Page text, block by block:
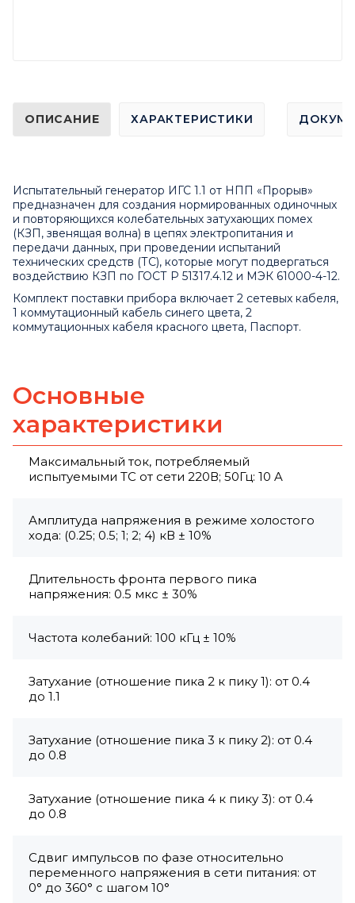
ОПИСАНИЕ ХАРАКТЕРИСТИКИ
Испытательный генератор ИГС 1.1 от НПП «Прорыв»
предназначен для создания нормированных одиночных
и повторяющихся колебательных затухающих помех
(КЗП, звенящая волна) в цепях электропитания и
передачи данных, при проведении испытаний
технических средств (ТС), которые могут подвергаться
воздействию КЗП по ГОСТ Р 51317.4.12 и МЭК 61000-4-12.
Комплект поставки прибора включает 2 сетевых кабеля,
1 коммутационный кабель синего цвета, 2
коммутационных кабеля красного цвета, Паспорт.
Основные
характеристики
Максимальный ток, потребляемый
испытуемыми ТС от сети 220В; 50Гц: 10 A
Амплитуда напряжения в режиме холостого
хода: (0.25; 0.5; 1; 2; 4) кВ ± 10%
Длительность фронта первого пика
напряжения: 0.5 мкс ± 30%
Частота колебаний: 100 кГц ± 10%
Затухание (отношение пика 2 к пику 1): от 0.4
до 1.1
Затухание (отношение пика 3 к пику 2): от 0.4
до 0.8
Затухание (отношение пика 4 к пику 3): от 0.4
до 0.8
Сдвиг импульсов по фазе относительно
переменного напряжения в сети питания: от
0° до 360° с шагом 10°